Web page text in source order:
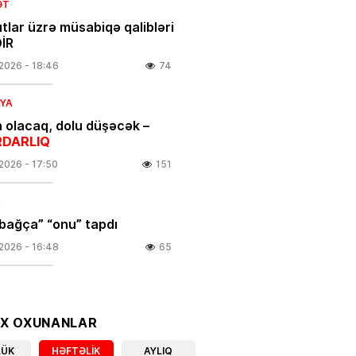
üzrə müsabiqə qalibləri
- 18:46 74
olacaq, dolu düşəcək –
- 17:50 151
“onu” tapdı
- 16:48 65
edib
- 16:09 59
OXUNANLAR
HƏFTƏLIK AYLIQ